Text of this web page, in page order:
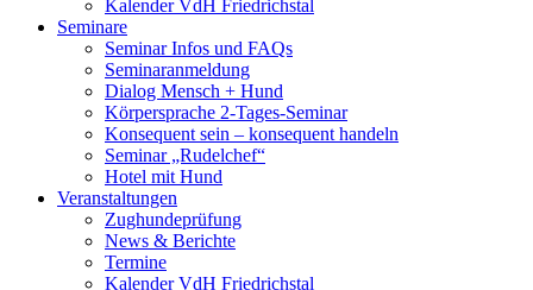
Kalender VdH Friedrichstal
Seminare
Seminar Infos und FAQs
Seminaranmeldung
Dialog Mensch + Hund
Körpersprache 2-Tages-Seminar
Konsequent sein – konsequent handeln
Seminar „Rudelchef“
Hotel mit Hund
Veranstaltungen
Zughundeprüfung
News & Berichte
Termine
Kalender VdH Friedrichstal